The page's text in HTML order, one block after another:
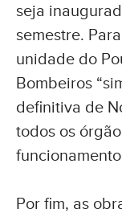
seja
semestre.
unidade do
Bombeiros
definitiva de
todos os
Por fim, as